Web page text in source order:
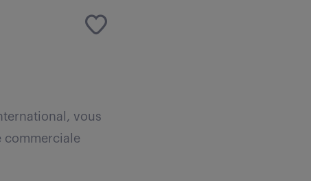
vous
commerciale